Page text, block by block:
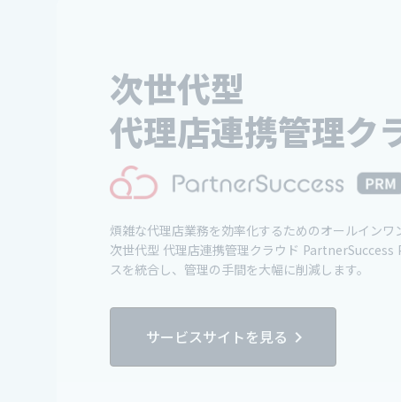
次世代型
代理店連携管理ク
煩雑な代理店業務を効率化するためのオールインワ
次世代型 代理店連携管理クラウド PartnerSuccess
スを統合し、管理の手間を大幅に削減します。
サービスサイトを見る chevron_right